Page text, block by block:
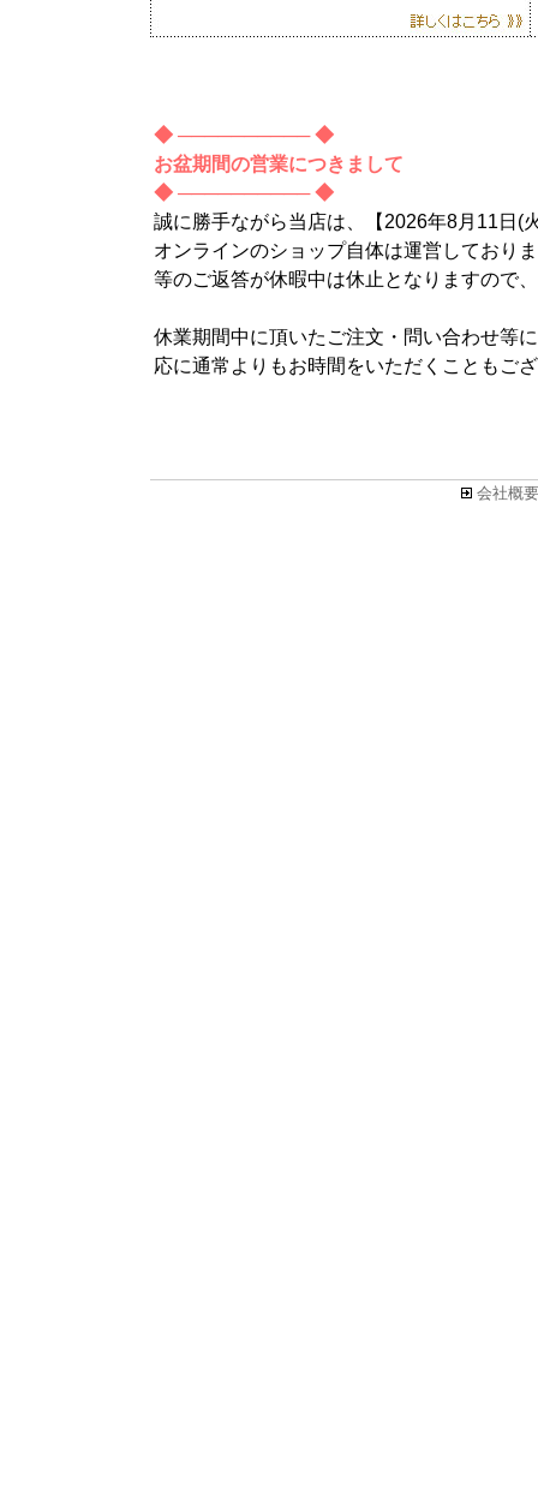
◆ ────────── ◆
お盆期間の営業につきまして
◆ ────────── ◆
誠に勝手ながら当店は、【2026年8月11日(
オンラインのショップ自体は運営しており
等のご返答が休暇中は休止となりますので
休業期間中に頂いたご注文・問い合わせ等
応に通常よりもお時間をいただくこともご
会社概要